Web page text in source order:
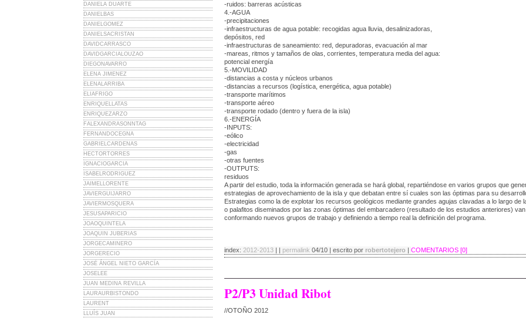
DANIELA DUARTE
DANIELBAS
DANIELGOMEZ
DANIELSACRISTAN
DAVIDCARRASCO
DAVIDGARCIALOUZAO
DIEGONAVARRO
ELENA JIMENEZ
ELENALARRIBA
ELIAFRIGO
ENRIQUELLATAS
ENRIQUEZARZO
FALEXANDRASONNTAG
FERNANDOCEGNA
GABRIELCARDENAS
HECTORTORRES
IGNACIOGARCIA
ISABELRODRIGUEZ
JAIMELLORENTE
JAVIERGUIJARRO
JAVIERMOSQUERA
JESUSAPARICIO
JOAOQUINTELA
JOAQUIN JUBERIAS
JORGECAMINERO
JORGERECIO
JOSÉ ÁNGEL NIETO GARCÍA
JOSELEE
JUAN MEDINA REVILLA
LAURAURBISTONDO
LAURENT
LLUÍS JUAN
-ruidos: barreras acústicas
4.-AGUA
-precipitaciones
-infraestructuras de agua potable: recogidas agua lluvia, desalinizadoras,
depósitos, red
-infraestructuras de saneamiento: red, depuradoras, evacuación al mar
-mareas, ritmos y tamaños de olas, corrientes, temperatura media del agua:
potencial energía
5.-MOVILIDAD
-distancias a costa y núcleos urbanos
-distancias a recursos (logística, energética, agua potable)
-transporte marítimos
-transporte aéreo
-transporte rodado (dentro y fuera de la isla)
6.-ENERGÍA
-INPUTS:
-eólico
-electricidad
-gas
-otras fuentes
-OUTPUTS:
residuos
A partir del estudio, toda la información generada se hará global, repartiéndose en varios grupos que
estrategias de aprovechamiento de la isla y que debatan entre sí cuales son las óptimas para su
Estrategias como la de explotar los recursos geológicos mediante grandes agujas clavadas a lo largo de
o palafitos diseminados por las zonas óptimas del embarcadero (resultado de los estudios anteriores) van
conformando nuevos grupos de trabajo y definiendo a tiempo real la definición del programa.
index: 2012-2013 | | permalink 04/10 | escrito por robertotejero | COMENTARIOS [0]
P2/P3 Unidad Ribot
//OTOÑO 2012